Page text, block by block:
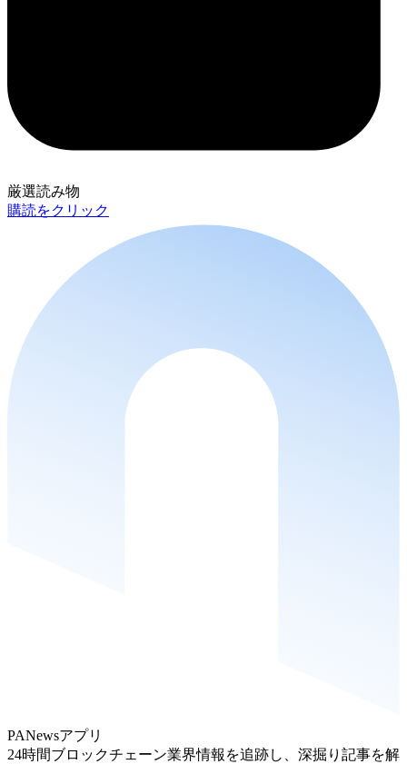
厳選読み物
購読をクリック
PANewsアプリ
24時間ブロックチェーン業界情報を追跡し、深掘り記事を解